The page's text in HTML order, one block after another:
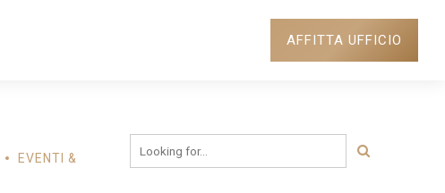
AFFITTA UFFICIO
EVENTI &